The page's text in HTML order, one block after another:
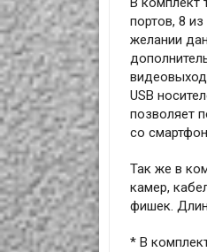
портов, 8
желании
USB
позволяет
со
Так же в
камер,
фишек.
* В